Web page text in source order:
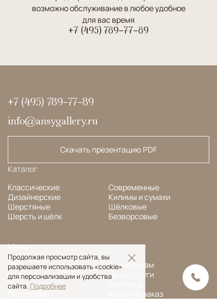
возможно обслуживание в любое удобное
для вас время
+7 (495) 789-77-89
+7 (495) 789-77-89
info@ansygallery.ru
Скачать презентацию PDF
Каталог
Классические
Дизайнерские
Шерстяные
Шерсть и шёлк
Современные
Килимы и сумахи
Шёлковые
Безворсовые
Меню
FAQ
О компании
Блог
Портфолио
Дизайнерам
Наши услуги
Ковры на заказ
Продолжая просмотр сайта, вы
разрешаете использовать «cookie»
для персонализации и удобства
сайта. Подробнее